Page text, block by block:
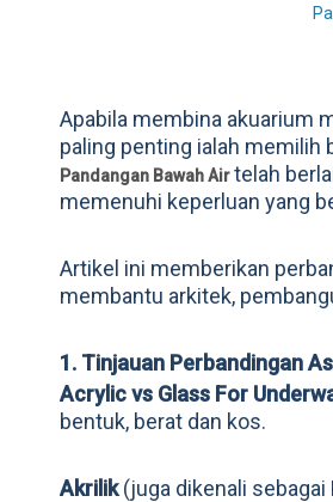
Apabila membina akuarium
paling penting ialah memilih
Pandangan Bawah Airtelah
memenuhi keperluan yang
Artikel ini memberikan
membantu arkitek,
1. Tinjauan Perbandingan
Acrylic vs Glass For
bentuk, berat dan kos.
Akrilik(juga dikenali